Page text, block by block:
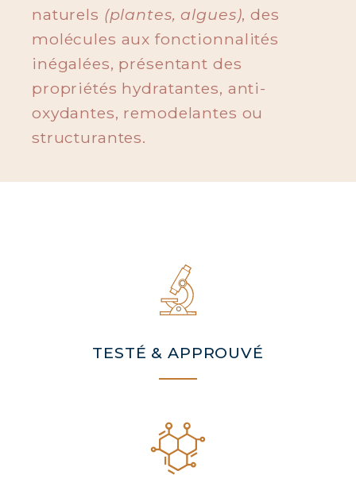
COVÉLINE PARIS
naturels (plantes, algues), des
molécules aux fonctionnalités
inégalées, présentant des
propriétés hydratantes, anti-
oxydantes, remodelantes ou
structurantes.
TESTÉ & APPROUVÉ